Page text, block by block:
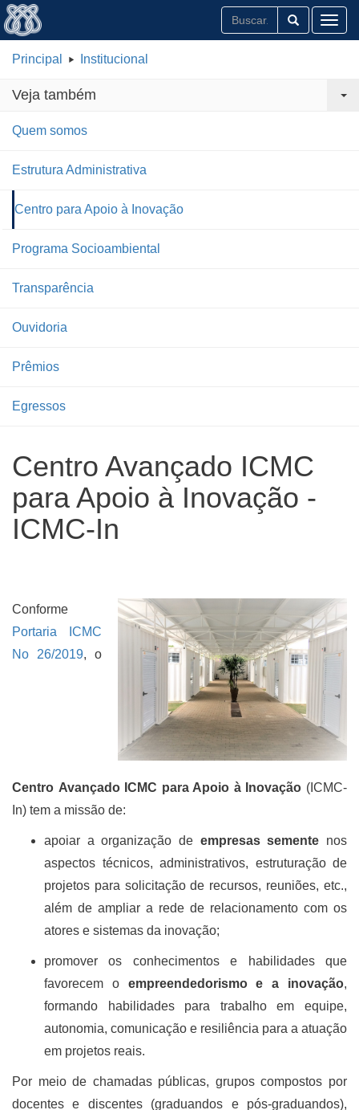
Principal Institucional
Veja também
Quem somos
Estrutura Administrativa
Centro para Apoio à Inovação
Programa Socioambiental
Transparência
Ouvidoria
Prêmios
Egressos
Centro Avançado ICMC
para Apoio à Inovação -
ICMC-In
Conforme
Portaria ICMC
No 26/2019, o
Centro Avançado ICMC para Apoio à Inovação (ICMC-
In) tem a missão de:
apoiar a organização de empresas semente nos
aspectos técnicos, administrativos, estruturação de
projetos para solicitação de recursos, reuniões, etc.,
além de ampliar a rede de relacionamento com os
atores e sistemas da inovação;
promover os conhecimentos e habilidades que
favorecem o empreendedorismo e a inovação,
formando habilidades para trabalho em equipe,
autonomia, comunicação e resiliência para a atuação
em projetos reais.
Por meio de chamadas públicas, grupos compostos por
docentes e discentes (graduandos e pós-graduandos),